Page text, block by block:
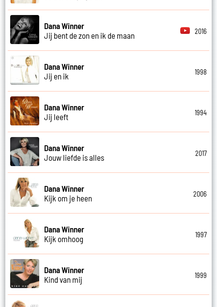
Dana Winner
Jij bent de zon en ik de maan
2016
Dana Winner
Jij en ik
1998
Dana Winner
Jij leeft
1994
Dana Winner
Jouw liefde is alles
2017
Dana Winner
Kijk om je heen
2006
Dana Winner
Kijk omhoog
1997
Dana Winner
Kind van mij
1999